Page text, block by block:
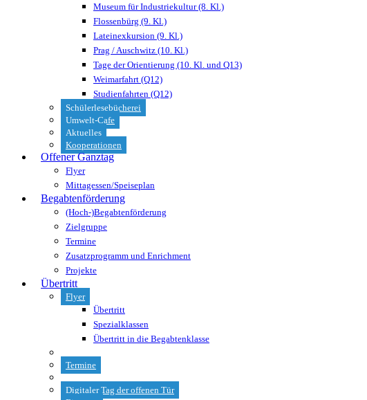
Museum für Industriekultur (8. Kl.)
Flossenbürg (9. Kl.)
Lateinexkursion (9. Kl.)
Prag / Auschwitz (10. Kl.)
Tage der Orientierung (10. Kl. und Q13)
Weimarfahrt (Q12)
Studienfahrten (Q12)
Schülerlesebücherei
Umwelt-Cafe
Aktuelles
Kooperationen
Offener Ganztag
Flyer
Mittagessen/Speiseplan
Begabtenförderung
(Hoch-)Begabtenförderung
Zielgruppe
Termine
Zusatzprogramm und Enrichment
Projekte
Übertritt
Flyer
Übertritt
Spezialklassen
Übertritt in die Begabtenklasse
Termine
Digitaler Tag der offenen Tür